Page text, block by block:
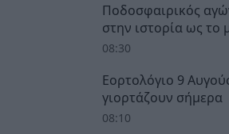
Ποδοσφαιρικός
στην ιστορία ως το
08:30
Εορτολόγιο 9
γιορτάζουν σήμερα
08:10